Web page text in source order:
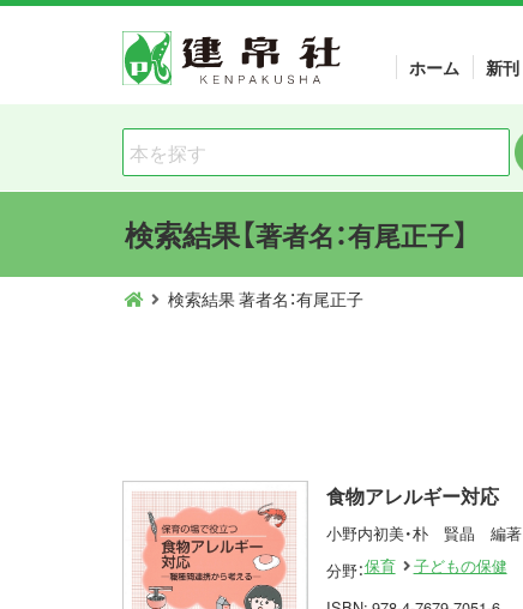
ホーム 新刊
検索結果【著者名：有尾正子】
検索結果 著者名：有尾正子
食物アレルギー対応
小野内初美・朴 賢晶 編著
分野：保育
子どもの保健